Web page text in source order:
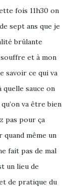
fois 11h30 on
sept ans que je
brûlante
et à mon
savoir ce qui va
sauce on
va être bien
pas pour ça
même un
fait pas de mal
un lieu de
de pratique du